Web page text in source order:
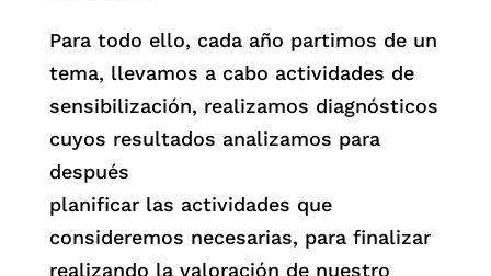
Para todo ello, cada año partimos de un
tema, llevamos a cabo actividades de
sensibilización, realizamos diagnósticos
cuyos resultados analizamos para
después
planificar las actividades que
consideremos necesarias, para finalizar
realizando la valoración de nuestro